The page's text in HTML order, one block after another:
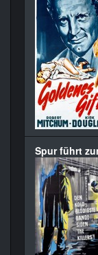
Spur führt